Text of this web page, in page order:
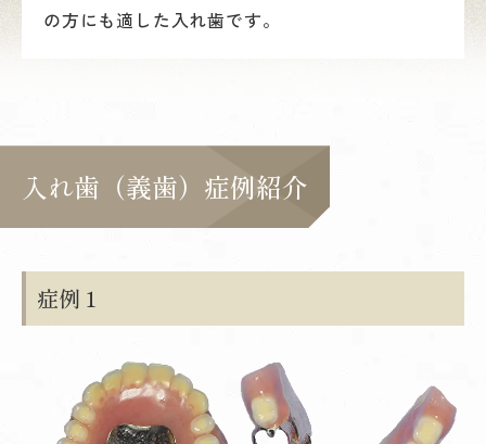
の方にも適した入れ歯です。
入れ歯（義歯）症例紹介
症例１